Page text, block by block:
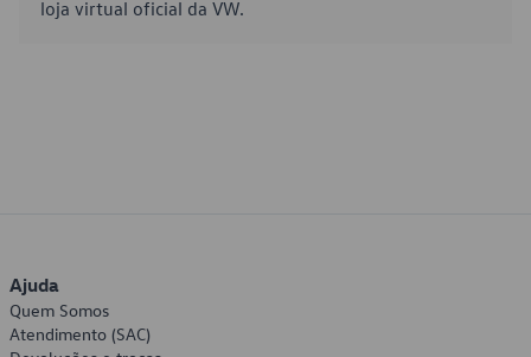
loja virtual oficial da VW.
Ajuda
Quem Somos
Atendimento (SAC)